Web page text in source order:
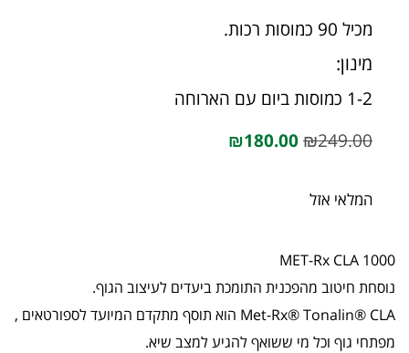
מכיל 90 כמוסות רכות.
מינון:
1-2 כמוסות ביום עם הארוחה
₪249.00
₪180.00
המלאי אזל
MET-Rx CLA 1000
נוסחת חיטוב מהפכנית התומכת ביעדים לעיצוב הגוף.
Met-Rx® Tonalin® CLA הוא תוסף מתקדם המיועד לספורטאים ,
מפתחי גוף וכל מי ששואף להגיע למצב שיא.